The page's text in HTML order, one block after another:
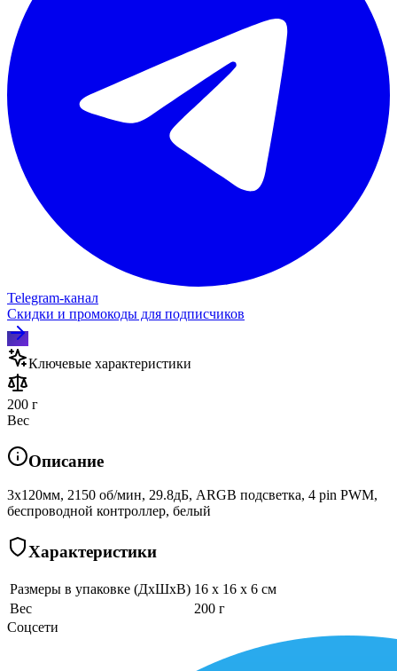
Telegram‑канал
Скидки и промокоды для подписчиков
Ключевые характеристики
200 г
Вес
Описание
3x120мм, 2150 об/мин, 29.8дБ, ARGB подсветка, 4 pin PWM,
беспроводной контроллер, белый
Характеристики
Размеры в упаковке (ДхШхВ) 16 x 16 x 6 см
Вес
200 г
Соцсети